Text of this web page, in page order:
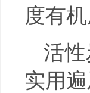
度有
活
实用